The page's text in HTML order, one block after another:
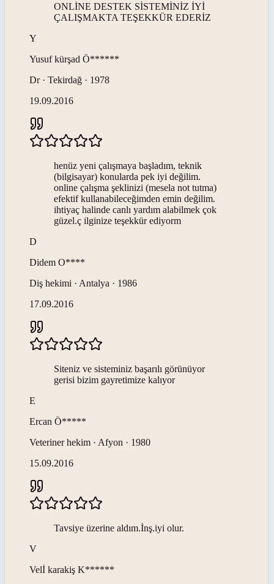
ONLİNE DESTEK SİSTEMİNİZ İYİ
ÇALIŞMAKTA TEŞEKKÜR EDERİZ
Y
Yusuf kürşad Ö******
Dr · Tekirdağ · 1978
19.09.2016
henüz yeni çalışmaya başladım, teknik
(bilgisayar) konularda pek iyi değilim.
online çalışma şeklinizi (mesela not tutma)
efektif kullanabileceğimden emin değilim.
ihtiyaç halinde canlı yardım alabilmek çok
güzel.ç ilginize teşekkür ediyorm
D
Didem O****
Diş hekimi · Antalya · 1986
17.09.2016
Siteniz ve sisteminiz başarılı görünüyor
gerisi bizim gayretimize kalıyor
E
Ercan Ö*****
Veteriner hekim · Afyon · 1980
15.09.2016
Tavsiye üzerine aldım.İnş.iyi olur.
V
Velİ karakiş K******